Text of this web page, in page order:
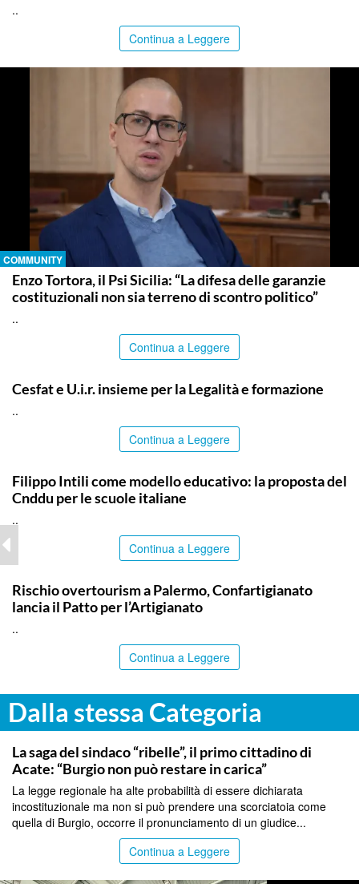
..
Continua a Leggere
COMMUNITY
Enzo Tortora, il Psi Sicilia: “La difesa delle garanzie
costituzionali non sia terreno di scontro politico”
..
Continua a Leggere
Cesfat e U.i.r. insieme per la Legalità e formazione
..
Continua a Leggere
Filippo Intili come modello educativo: la proposta del
Cnddu per le scuole italiane
..
Continua a Leggere
Rischio overtourism a Palermo, Confartigianato
lancia il Patto per l’Artigianato
..
Continua a Leggere
Dalla stessa Categoria
CATANIA
La saga del sindaco “ribelle”, il primo cittadino di
Acate: “Burgio non può restare in carica”
La legge regionale ha alte probabilità di essere dichiarata
incostituzionale ma non si può prendere una scorciatoia come
quella di Burgio, occorre il pronunciamento di un giudice...
Continua a Leggere